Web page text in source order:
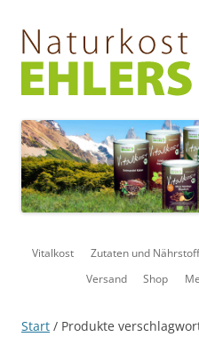
Inhalt
Vitalkost Zutaten und
Versand
Shop
Start / Produkte